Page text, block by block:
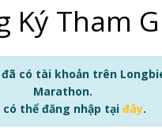
Ký Tham
đã có tài khoản trên
Marathon.
có thể đăng nhập tại đây.